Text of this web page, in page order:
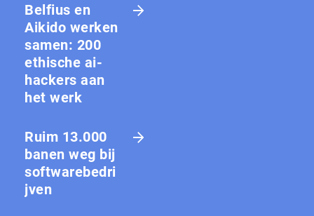
Belfius en
Aikido werken
samen: 200
ethische ai-
hackers aan
het werk
Ruim 13.000
banen weg bij
softwarebedri
jven